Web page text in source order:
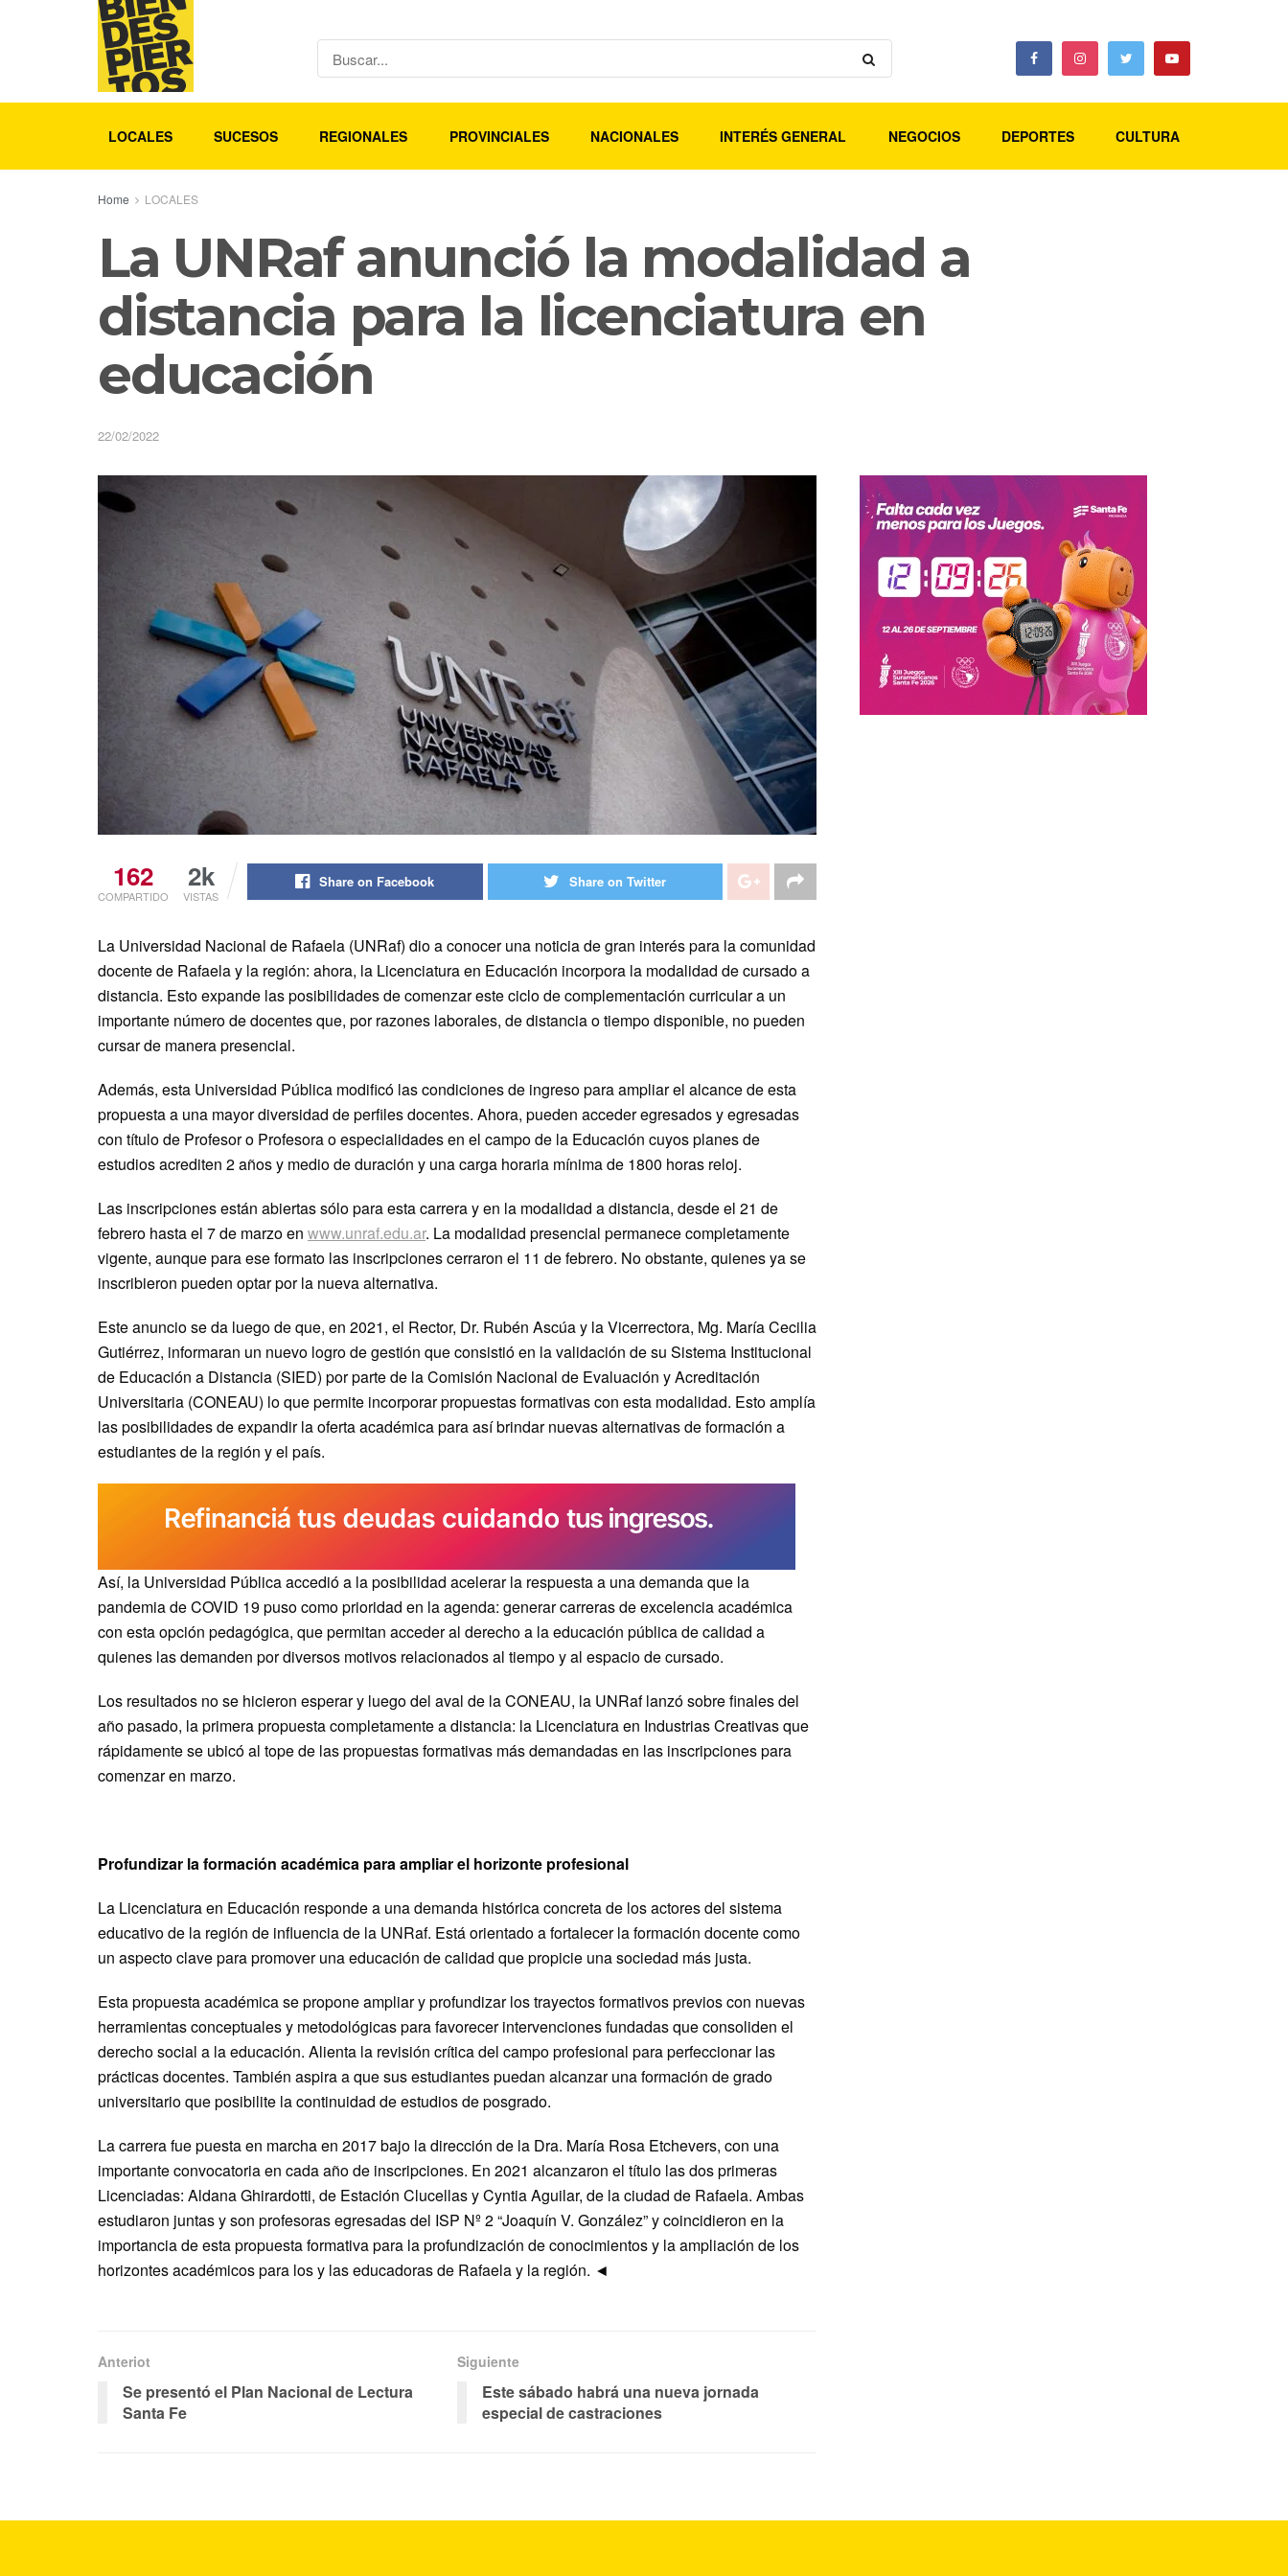
LOCALES SUCESOS REGIONALES PROVINCIALES NACIONALES INTERÉS GENERAL NEGOCIOS DEPORTES CULTURA
Home LOCALES
La UNRaf anunció la modalidad a
distancia para la licenciatura en
educación
22/02/2022
162
COMPARTIDO
2k
VISTAS
Share on Facebook Share on Twitter
La Universidad Nacional de Rafaela (UNRaf) dio a conocer una noticia de gran interés para la comunidad
docente de Rafaela y la región: ahora, la Licenciatura en Educación incorpora la modalidad de cursado a
distancia. Esto expande las posibilidades de comenzar este ciclo de complementación curricular a un
importante número de docentes que, por razones laborales, de distancia o tiempo disponible, no pueden
cursar de manera presencial.
Además, esta Universidad Pública modificó las condiciones de ingreso para ampliar el alcance de esta
propuesta a una mayor diversidad de perfiles docentes. Ahora, pueden accederegresados y egresadas
con título de Profesor o Profesora o especialidades en el campo de la Educación cuyos planes de
estudios acrediten 2 años y medio de duración y una carga horaria mínima de 1800 horas reloj.
Las inscripciones están abiertas sólo para esta carrera y en la modalidad a distancia, desde el 21 de
febrero hasta el 7 de marzo en www.unraf.edu.ar. La modalidad presencial permanece completamente
vigente, aunque para ese formato las inscripciones cerraron el 11 de febrero. No obstante, quienes ya se
inscribieron pueden optar por la nueva alternativa.
Este anuncio se da luego de que, en 2021, el Rector, Dr. Rubén Ascúa y la Vicerrectora, Mg. María Cecilia
Gutiérrez, informaran un nuevo logro de gestión que consistió en la validación de su Sistema Institucional
de Educación a Distancia (SIED) por parte de la Comisión Nacional de Evaluación y Acreditación
Universitaria (CONEAU) lo que permite incorporar propuestas formativas con esta modalidad. Esto amplía
las posibilidades de expandir la oferta académica para así brindar nuevas alternativas de formación a
estudiantes de la región y el país.
Así, la Universidad Pública accedió a la posibilidad acelerar la respuesta a una demanda que la
pandemia de COVID 19 puso como prioridad en la agenda: generar carreras de excelencia académica
con esta opción pedagógica, que permitan acceder al derecho a la educación pública de calidad a
quienes las demanden por diversos motivos relacionados al tiempo y al espacio de cursado.
Los resultados no se hicieron esperar y luego del aval de la CONEAU, la UNRaf lanzó sobre finales del
año pasado, la primera propuesta completamente a distancia: la Licenciatura en Industrias Creativas que
rápidamente se ubicó al tope de las propuestas formativas más demandadas en las inscripciones para
comenzar en marzo.
Profundizar la formación académica para ampliar el horizonte profesional
La Licenciatura en Educación responde a una demanda histórica concreta de los actores del sistema
educativo de la región de influencia de la UNRaf. Está orientado a fortalecer la formación docente como
un aspecto clave para promover una educación de calidad que propicie una sociedad más justa.
Esta propuesta académica se propone ampliar y profundizar los trayectos formativos previos con nuevas
herramientas conceptuales y metodológicas para favorecer intervenciones fundadas que consoliden el
derecho social a la educación. Alienta la revisión crítica del campo profesional para perfeccionar las
prácticas docentes. También aspira a que sus estudiantes puedan alcanzar una formación de grado
universitario que posibilite la continuidad de estudios de posgrado.
La carrera fue puesta en marcha en 2017 bajo la dirección de la Dra. María Rosa Etchevers, con una
importante convocatoria en cada año de inscripciones. En 2021 alcanzaron el título las dos primeras
Licenciadas: Aldana Ghirardotti, de Estación Clucellas y Cyntia Aguilar, de la ciudad de Rafaela. Ambas
estudiaron juntas y son profesoras egresadas del ISP Nº 2 “Joaquín V. González” y coincidieron en la
importancia de esta propuesta formativa para la profundización de conocimientos y la ampliación de los
horizontes académicos para los y las educadoras de Rafaela y la región. ◄
Anteriot
Se presentó el Plan Nacional de Lectura
Santa Fe
Siguiente
Este sábado habrá una nueva jornada
especial de castraciones